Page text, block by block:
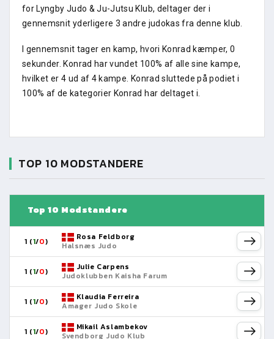
for Lyngby Judo & Ju-Jutsu Klub, deltager der i
gennemsnit yderligere 3 andre judokas fra denne klub.
I gennemsnit tager en kamp, hvori Konrad kæmper, 0
sekunder. Konrad har vundet 100% af alle sine kampe,
hvilket er 4 ud af 4 kampe. Konrad sluttede på podiet i
100% af de kategorier Konrad har deltaget i.
TOP 10 MODSTANDERE
Top 10 Modstandere
1 (1/0)
Rosa Feldborg
Halsnæs Judo
1 (1/0)
Julie Carpens
Judoklubben Kaisha Farum
1 (1/0)
Klaudia Ferreira
Amager Judo Skole
1 (1/0)
Mikail Aslambekov
Svendborg Judo Klub